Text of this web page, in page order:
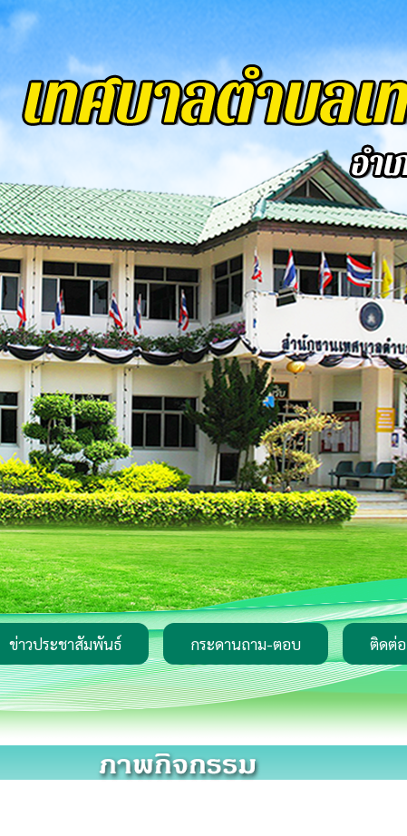
ข่าวประชาสัมพันธ์ กระดานถาม-ตอบ ติดต่